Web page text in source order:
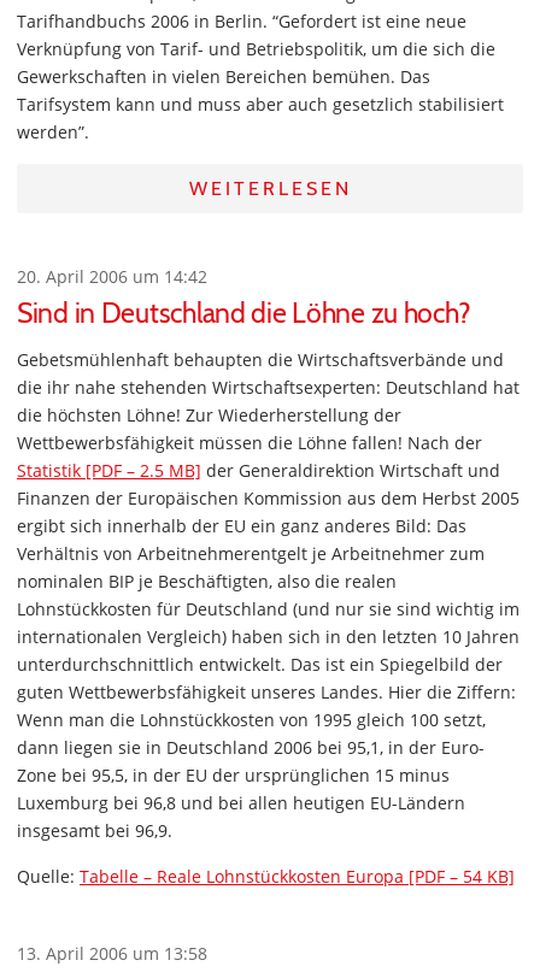
Tarifhandbuchs 2006 in Berlin. “Gefordert ist eine neue
Verknüpfung von Tarif- und Betriebspolitik, um die sich die
Gewerkschaften in vielen Bereichen bemühen. Das
Tarifsystem kann und muss aber auch gesetzlich stabilisiert
werden”.
WEITERLESEN
20. April 2006 um 14:42
Sind in Deutschland die Löhne zu hoch?
Gebetsmühlenhaft behaupten die Wirtschaftsverbände und
die ihr nahe stehenden Wirtschaftsexperten: Deutschland hat
die höchsten Löhne! Zur Wiederherstellung der
Wettbewerbsfähigkeit müssen die Löhne fallen! Nach der
Statistik [PDF – 2.5 MB] der Generaldirektion Wirtschaft und
Finanzen der Europäischen Kommission aus dem Herbst 2005
ergibt sich innerhalb der EU ein ganz anderes Bild: Das
Verhältnis von Arbeitnehmerentgelt je Arbeitnehmer zum
nominalen BIP je Beschäftigten, also die realen
Lohnstückkosten für Deutschland (und nur sie sind wichtig im
internationalen Vergleich) haben sich in den letzten 10 Jahren
unterdurchschnittlich entwickelt. Das ist ein Spiegelbild der
guten Wettbewerbsfähigkeit unseres Landes. Hier die Ziffern:
Wenn man die Lohnstückkosten von 1995 gleich 100 setzt,
dann liegen sie in Deutschland 2006 bei 95,1, in der Euro-
Zone bei 95,5, in der EU der ursprünglichen 15 minus
Luxemburg bei 96,8 und bei allen heutigen EU-Ländern
insgesamt bei 96,9.
Quelle: Tabelle – Reale Lohnstückkosten Europa [PDF – 54 KB]
13. April 2006 um 13:58